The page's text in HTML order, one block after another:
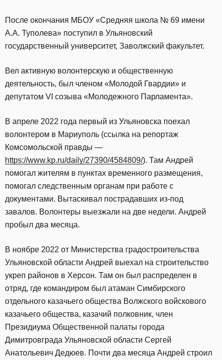
После окончания МБОУ «Средняя школа № 69 имени
А.А. Туполева» поступил в Ульяновский
государственный университет, Заволжский факультет.
Вел активную волонтерскую и общественную
деятельность, был членом «Молодой Гвардии» и
депутатом VI созыва «Молодежного Парламента».
В апреле 2022 года первый из Ульяновска поехал
волонтером в Мариуполь (ссылка на репортаж
Комсомольской правды —
https://www.kp.ru/daily/27390/4584809/). Там Андрей
помогал жителям в пунктах временного размещения,
помогал следственным органам при работе с
документами. Вытаскивал пострадавших из-под
завалов. Волонтеры выезжали на две недели. Андрей
пробыл два месяца.
В ноябре 2022 от Министерства градостроительства
Ульяновской области Андрей выехал на строительство
укреп районов в Херсон. Там он был распределен в
отряд, где командиром был атаман Симбирского
отдельного казачьего общества Волжского войскового
казачьего общества, казачий полковник, член
Президиума Общественной палаты города
Димитровграда Ульяновской области Сергей
Анатольевич Дедюев. Почти два месяца Андрей строил